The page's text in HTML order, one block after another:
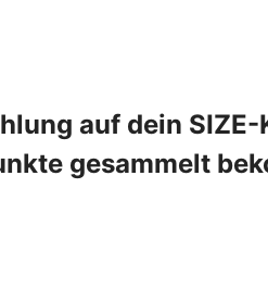
auf dein
gesammelt